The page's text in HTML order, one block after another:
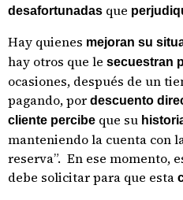
desafortunadas que
Hay quienes mejoran su
hay otros que le secuestran
ocasiones, después de un
pagando, por descuento
cliente percibe que su
manteniendo la cuenta con
reserva”. En ese momento,
debe solicitar para que esta